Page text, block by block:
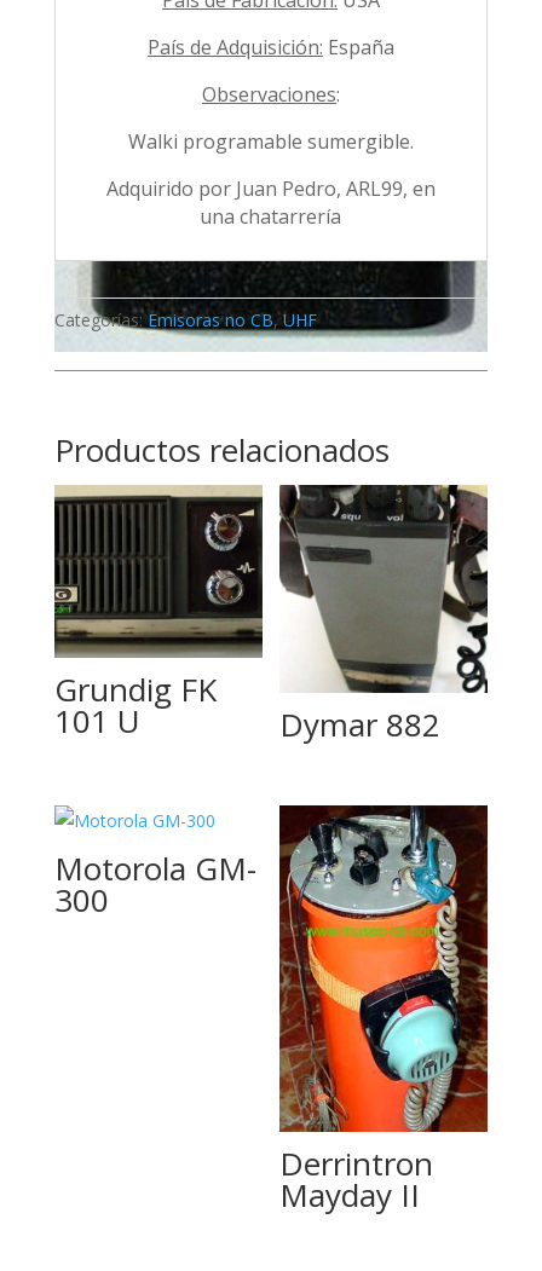
País de Adquisición: España
Observaciones:
Walki programable sumergible.
Adquirido por Juan Pedro, ARL99, en
una chatarrería
Categorías:Emisoras no CB,UHF
Productos relacionados
Grundig FK
101 U Dymar 882
Motorola GM-
300
Derrintron
Mayday II